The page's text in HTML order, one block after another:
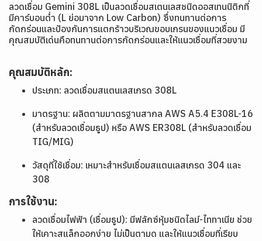
ลวดเชื่อม Gemini 308L เป็นลวดเชื่อมสเตนเลสชนิดออสเทนนิติกที่
มีคาร์บอนต่ำ (L ย่อมาจาก Low Carbon) ซึ่งทนทานต่อการ
กัดกร่อนและป้องกันการแตกร้าวบริเวณขอบเกรนของแนวเชื่อม มี
คุณสมบัติเด่นคือทนทานต่อการกัดกร่อนและให้แนวเชื่อมที่สวยงาม
คุณสมบัติหลัก:
ประเภท: ลวดเชื่อมสแตนเลสเกรด 308L
มาตรฐาน: ผลิตตามมาตรฐานสากล AWS A5.4 E308L-16
(สำหรับลวดเชื่อมธูป) หรือ AWS ER308L (สำหรับลวดเชื่อม
TIG/MIG)
วัสดุที่ใช้เชื่อม: เหมาะสำหรับเชื่อมสแตนเลสเกรด 304 และ
308
การใช้งาน:
ลวดเชื่อมไฟฟ้า (เชื่อมธูป): มีฟลักซ์หุ้มชนิดไลม์-ไททาเนีย ช่วย
ให้เคาะสแล็กออกง่าย ไม่เป็นตามด และให้แนวเชื่อมที่เรียบ